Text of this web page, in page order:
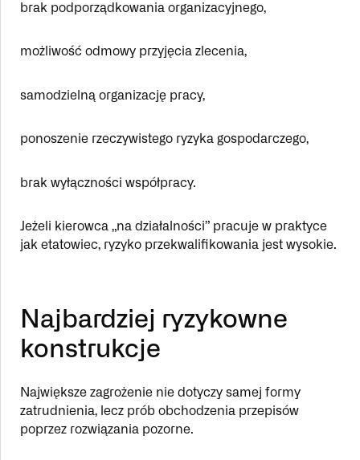
brak podporządkowania organizacyjnego,
możliwość odmowy przyjęcia zlecenia,
samodzielną organizację pracy,
ponoszenie rzeczywistego ryzyka gospodarczego,
brak wyłączności współpracy.
Jeżeli kierowca „na działalności” pracuje w praktyce
jak etatowiec, ryzyko przekwalifikowania jest wysokie.
Najbardziej ryzykowne
konstrukcje
Największe zagrożenie nie dotyczy samej formy
zatrudnienia, lecz prób obchodzenia przepisów
poprzez rozwiązania pozorne.